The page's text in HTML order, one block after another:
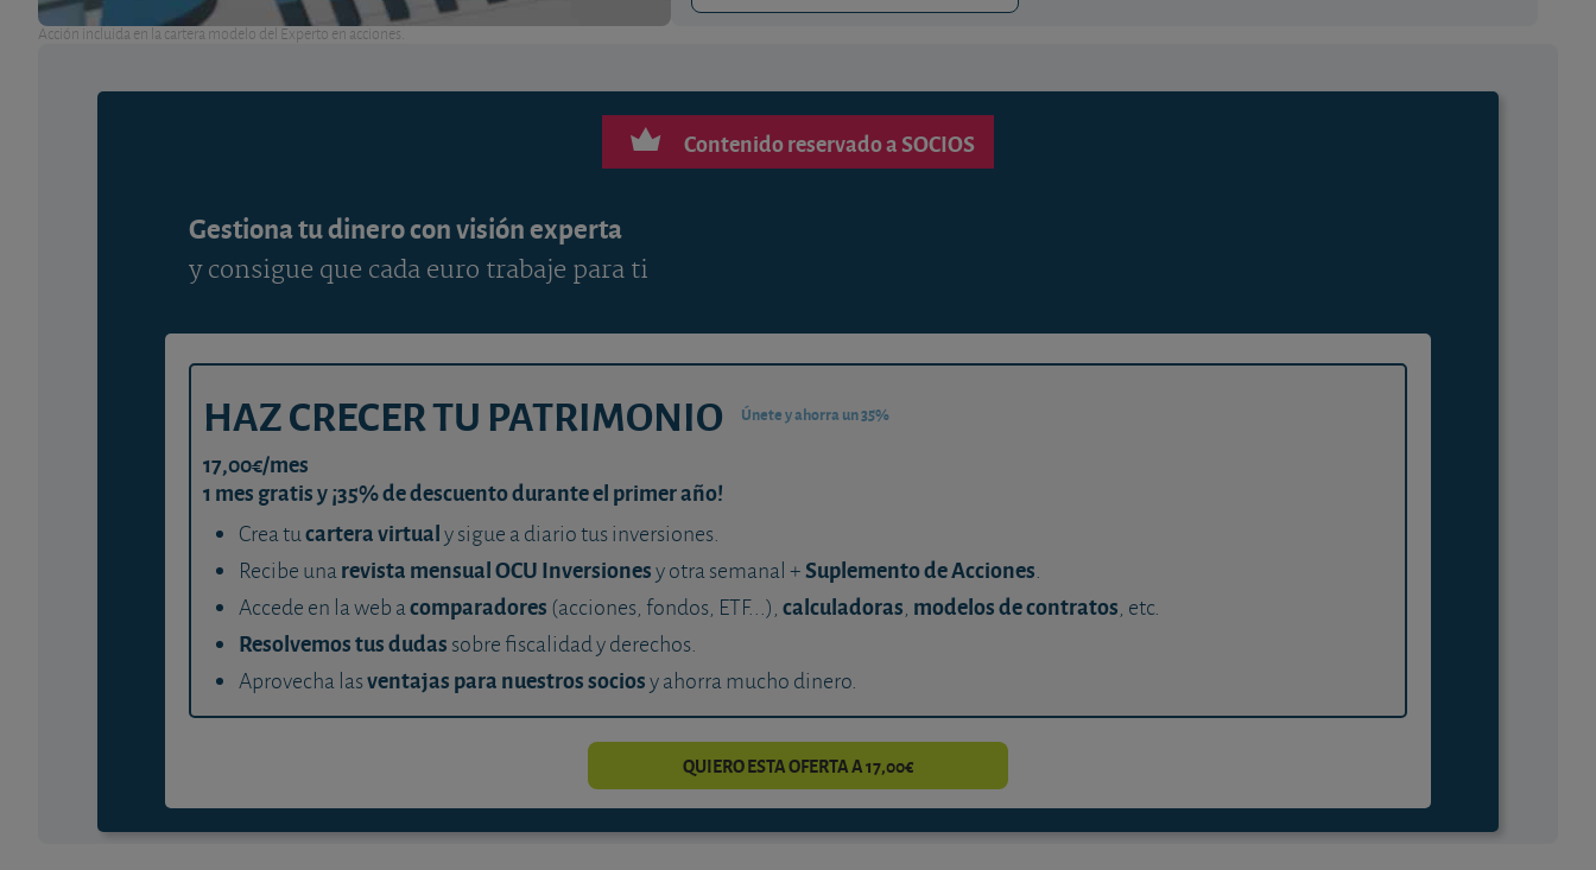
Acción incluida en la cartera modelo del Experto en acciones.
Contenido reservado a SOCIOS
Gestiona tu dinero con visión experta
y consigue que cada euro trabaje para ti
HAZ CRECER TU PATRIMONIO Únete y ahorra un 35%
17,00€/mes
1 mes gratis y ¡35% de descuento durante el primer año!
Crea tucartera virtualy sigue a diario tus inversiones.
Recibe unarevista mensual OCU Inversionesy otra semanal +Suplemento de Acciones.
Accede en la web acomparadores (acciones, fondos, ETF...), calculadoras, modelos de contratos, etc.
Resolvemos tus dudas sobre fiscalidad y derechos.
Aprovecha lasventajas para nuestros sociosy ahorra mucho dinero.
QUIERO ESTA OFERTA A 17,00€